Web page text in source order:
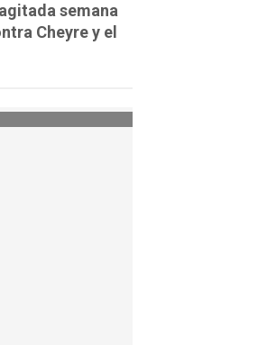
semana
Cheyre y el